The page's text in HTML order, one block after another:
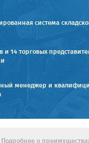
система
и 14 торговых
менеджер и
Подробнее о